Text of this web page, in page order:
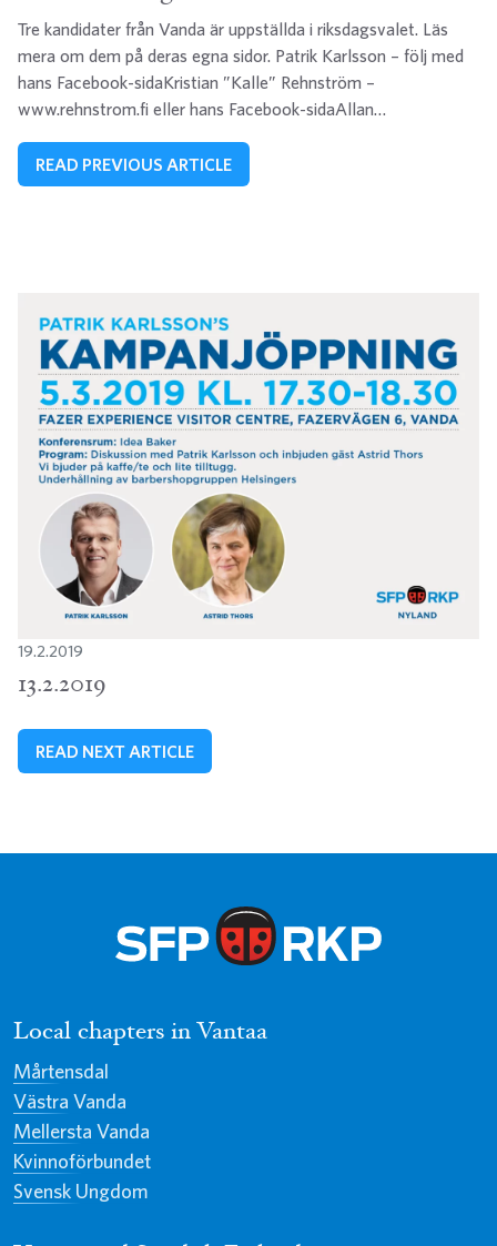
Tre kandidater från Vanda är uppställda i riksdagsvalet. Läs
mera om dem på deras egna sidor. Patrik Karlsson – följ med
hans Facebook-sidaKristian ”Kalle” Rehnström –
www.rehnstrom.fi eller hans Facebook-sidaAllan…
READ PREVIOUS ARTICLE
19.2.2019
13.2.2019
READ NEXT ARTICLE
Local chapters in Vantaa
Mårtensdal
Västra Vanda
Mellersta Vanda
Kvinnoförbundet
Svensk Ungdom